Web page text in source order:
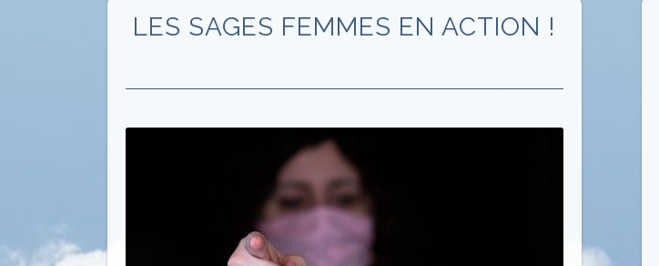
LES SAGES FEMMES EN ACTION !